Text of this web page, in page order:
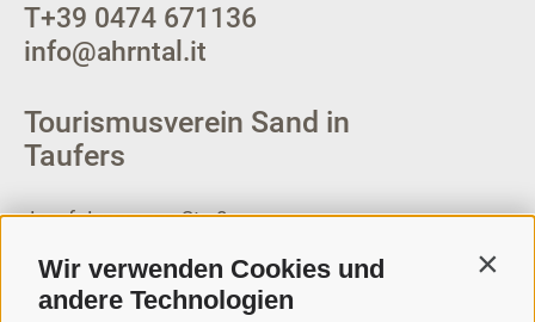
Wir verwenden Cookies und
andere Technologien
T+39 0474 671136
info@ahrntal.it
Tourismusverein Sand in
Taufers
Josef-Jungmann-Str. 8
MWSt.-Nr: 00518320213